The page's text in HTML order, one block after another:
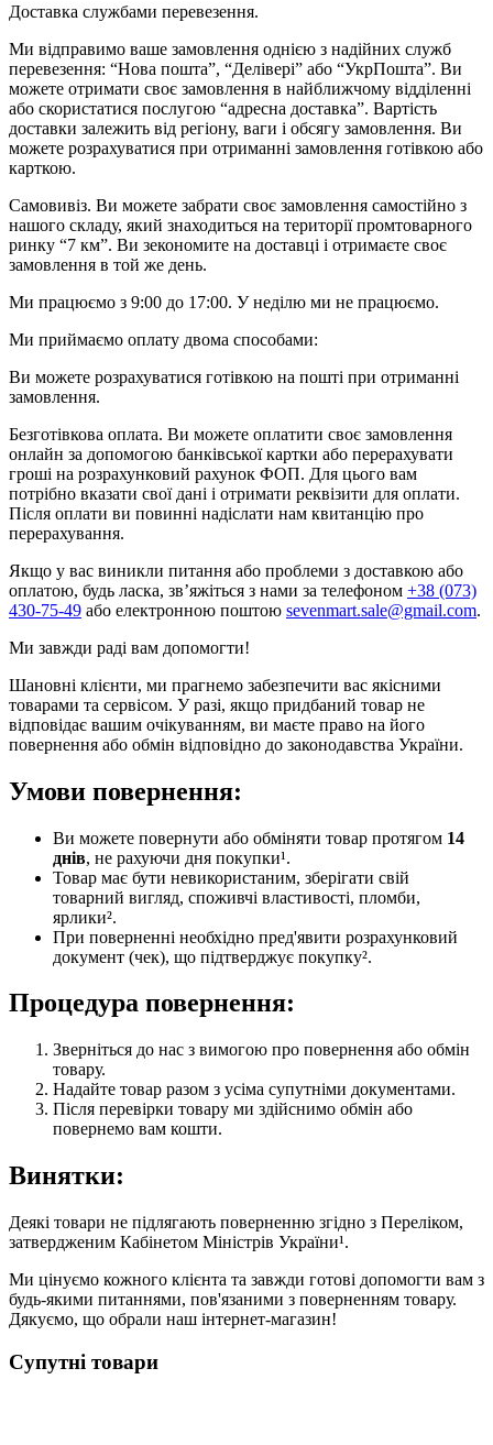
Доставка службами перевезення.
Ми відправимо ваше замовлення однією з надійних служб
перевезення: “Нова пошта”, “Делівері” або “УкрПошта”. Ви
можете отримати своє замовлення в найближчому відділенні
або скористатися послугою “адресна доставка”. Вартість
доставки залежить від регіону, ваги і обсягу замовлення. Ви
можете розрахуватися при отриманні замовлення готівкою або
карткою.
Самовивіз. Ви можете забрати своє замовлення самостійно з
нашого складу, який знаходиться на території промтоварного
ринку “7 км”. Ви зекономите на доставці і отримаєте своє
замовлення в той же день.
Ми працюємо з 9:00 до 17:00. У неділю ми не працюємо.
Ми приймаємо оплату двома способами:
Ви можете розрахуватися готівкою на пошті при отриманні
замовлення.
Безготівкова оплата. Ви можете оплатити своє замовлення
онлайн за допомогою банківської картки або перерахувати
гроші на розрахунковий рахунок ФОП. Для цього вам
потрібно вказати свої дані і отримати реквізити для оплати.
Після оплати ви повинні надіслати нам квитанцію про
перерахування.
Якщо у вас виникли питання або проблеми з доставкою або
оплатою, будь ласка, зв’яжіться з нами за телефоном +38 (073)
430-75-49 або електронною поштою sevenmart.sale@gmail.com.
Ми завжди раді вам допомогти!
Шановні клієнти, ми прагнемо забезпечити вас якісними
товарами та сервісом. У разі, якщо придбаний товар не
відповідає вашим очікуванням, ви маєте право на його
повернення або обмін відповідно до законодавства України.
Умови повернення:
Ви можете повернути або обміняти товар протягом 14
днів, не рахуючи дня покупки¹.
Товар має бути невикористаним, зберігати свій
товарний вигляд, споживчі властивості, пломби,
ярлики².
При поверненні необхідно пред'явити розрахунковий
документ (чек), що підтверджує покупку².
Процедура повернення:
Зверніться до нас з вимогою про повернення або обмін
товару.
Надайте товар разом з усіма супутніми документами.
Після перевірки товару ми здійснимо обмін або
повернемо вам кошти.
Винятки:
Деякі товари не підлягають поверненню згідно з Переліком,
затвердженим Кабінетом Міністрів України¹.
Ми цінуємо кожного клієнта та завжди готові допомогти вам з
будь-якими питаннями, пов'язаними з поверненням товару.
Дякуємо, що обрали наш інтернет-магазин!
Супутні товари